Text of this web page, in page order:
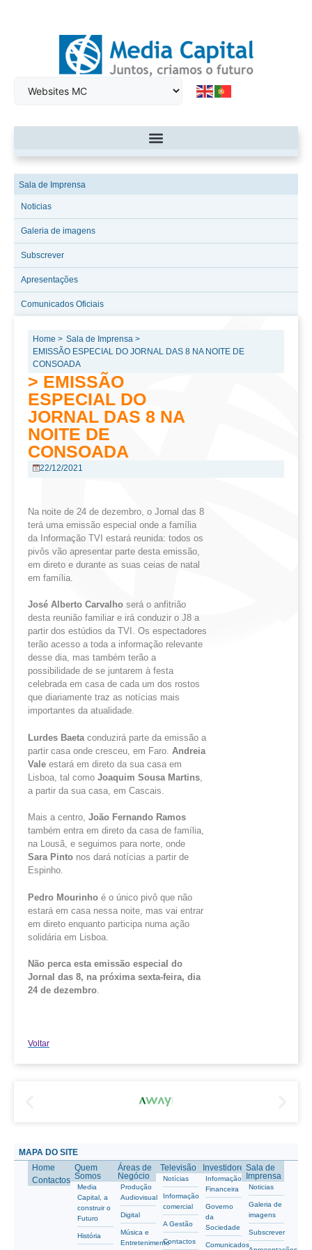
Sala de Imprensa
Noticias
Galeria de imagens
Subscrever
Apresentações
Comunicados Oficiais
Home > Sala de Imprensa >
EMISSÃO ESPECIAL DO JORNAL DAS 8 NA NOITE DE
CONSOADA
> EMISSÃO
ESPECIAL DO
JORNAL DAS 8 NA
NOITE DE
CONSOADA
22/12/2021
Na noite de 24 de dezembro, o Jornal das 8
terá uma emissão especial onde a família
da Informação TVI estará reunida: todos os
pivôs vão apresentar parte desta emissão,
em direto e durante as suas ceias de natal
em família.
José Alberto Carvalho será o anfitrião
desta reunião familiar e irá conduzir o J8 a
partir dos estúdios da TVI. Os espectadores
terão acesso a toda a informação relevante
desse dia, mas também terão a
possibilidade de se juntarem à festa
celebrada em casa de cada um dos rostos
que diariamente traz as notícias mais
importantes da atualidade.
Lurdes Baeta conduzirá parte da emissão a
partir casa onde cresceu, em Faro. Andreia
Vale estará em direto da sua casa em
Lisboa, tal como Joaquim Sousa Martins
a partir da sua casa, em Cascais.
Mais a centro, João Fernando Ramos
também entra em direto da casa de família,
na Lousã, e seguimos para norte, onde
Sara Pinto nos dará notícias a partir de
Espinho.
Pedro Mourinho é o único pivô que não
estará em casa nessa noite, mas vai entrar
em direto enquanto participa numa ação
solidária em Lisboa.
Não perca esta emissão especial do
Jornal das 8, na próxima sexta-feira, dia
24 de dezembro.
Voltar
MAPA DO SITE
Home
Contactos
Quem
Somos
Media
Capital, a
construir o
Futuro
História
Áreas de
Negócio
Produção
Audiovisual
Digital
Música e
Entretenimento
Televisão
Notícias
Informação
comercial
A Gestão
Contactos
Investidores
Informação
Financeira
Governo
da
Sociedade
Comunicados
Sala de
Imprensa
Noticias
Galeria de
imagens
Subscrever